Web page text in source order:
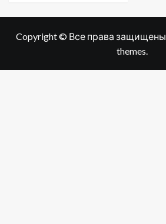
Copyright © Все права защищены.
themes.